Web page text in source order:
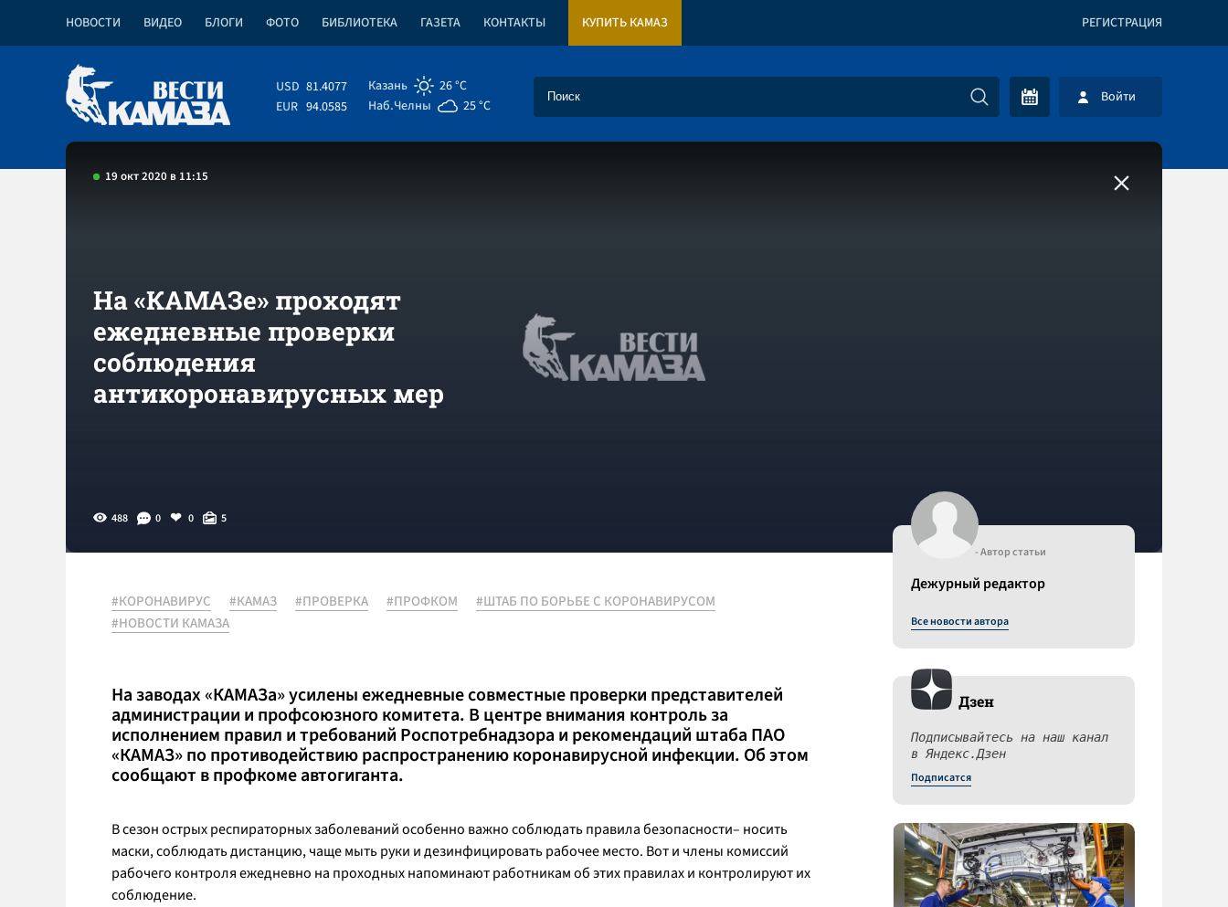
НОВОСТИ ВИДЕО БЛОГИ ФОТО БИБЛИОТЕКА ГАЗЕТА КОНТАКТЫ КУПИТЬ КАМАЗ РЕГИСТРАЦИЯ
USD 81.4077
EUR 94.0585
Казань
26 °C
Наб.Челны
25 °C Войти
19 окт 2020 в 11:15
На «КАМАЗе» проходят
ежедневные проверки
соблюдения
антикоронавирусных мер
488 0 0 5
#КОРОНАВИРУС #КАМАЗ #ПРОВЕРКА #ПРОФКОМ
#ШТАБ ПО БОРЬБЕ С КОРОНАВИРУСОМ
#НОВОСТИ КАМАЗА
На заводах «КАМАЗа» усилены ежедневные совместные проверки представителей
администрации и профсоюзного комитета. В центре внимания контроль за
исполнением правил и требований Роспотребнадзора и рекомендаций штаба ПАО
«КАМАЗ» по противодействию распространению коронавирусной инфекции. Об этом
сообщают в профкоме автогиганта.
В сезон острых респираторных заболеваний особенно важно соблюдать правила безопасности– носить
маски, соблюдать дистанцию, чаще мыть руки и дезинфицировать рабочее место. Вот и члены комиссий
рабочего контроля ежедневно на проходных напоминают работникам об этих правилах и контролируют их
соблюдение.
- Автор статьи
Дежурный редактор
Все новости автора
Дзен
Подписывайтесь на наш канал
в Яндекс.Дзен
Подписатся